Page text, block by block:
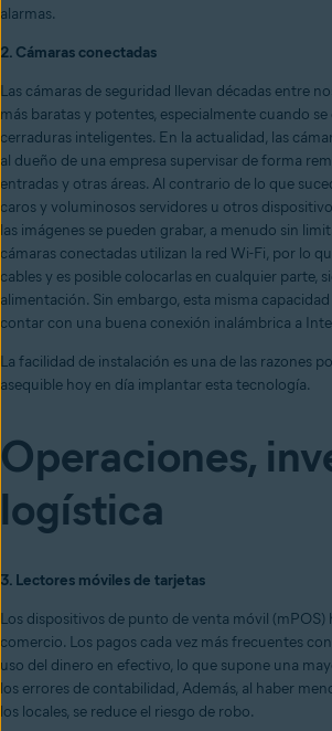
alarmas.
2. Cámaras conectadas
Las cámaras de seguridad llevan décadas entre
más baratas y potentes, especialmente cuando
cerraduras inteligentes. En la actualidad, las
al dueño de una empresa supervisar de forma
entradas y otras áreas. Al contrario de lo que
caros y voluminosos servidores u otros
las imágenes se pueden grabar, a menudo sin
cámaras conectadas utilizan la red Wi-Fi, por lo
cables y es posible colocarlas en cualquier parte,
alimentación. Sin embargo, esta misma
contar con una buena conexión inalámbrica a
La facilidad de instalación es una de las razones
asequible hoy en día implantar esta tecnología.
Operaciones,
logística
3. Lectores móviles de tarjetas
Los dispositivos de punto de venta móvil (mPOS)
comercio. Los pagos cada vez más frecuentes
uso del dinero en efectivo, lo que supone una
los errores de contabilidad, Además, al haber
los locales, se reduce el riesgo de robo.